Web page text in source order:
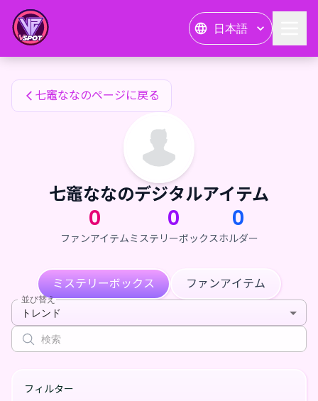
日本語
七竈ななのファンアイテム
七竈ななのページに戻る
七竈ななのデジタルアイテム
0
ファンアイテム
0
ミステリーボックス
0
ホルダー
ミステリーボックス ファンアイテム
並び替え
トレンド
フィルター
七竈ななのファンアイテム — 24karat